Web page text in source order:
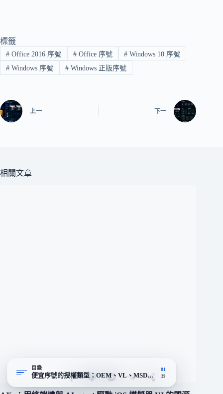
標籤
#Office 2016 序號 #Office 序號 # Windows 10 序號
#Windows 序號 #Windows 正版序號
上一 下一
相關文章
目錄
便宜序號的授權類型：OEM、VL、MSDN 一次搞懂
01
25